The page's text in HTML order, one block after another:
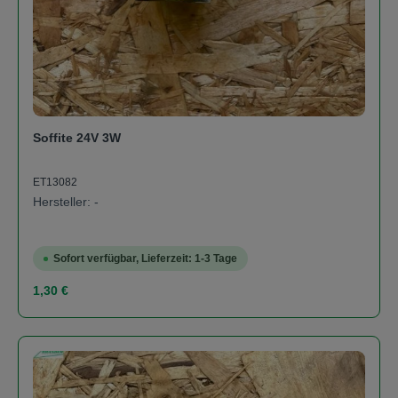
Soffite 24V 3W
ET13082
Hersteller: -
Sofort verfügbar, Lieferzeit: 1-3 Tage
Regulärer Preis:
1,30 €